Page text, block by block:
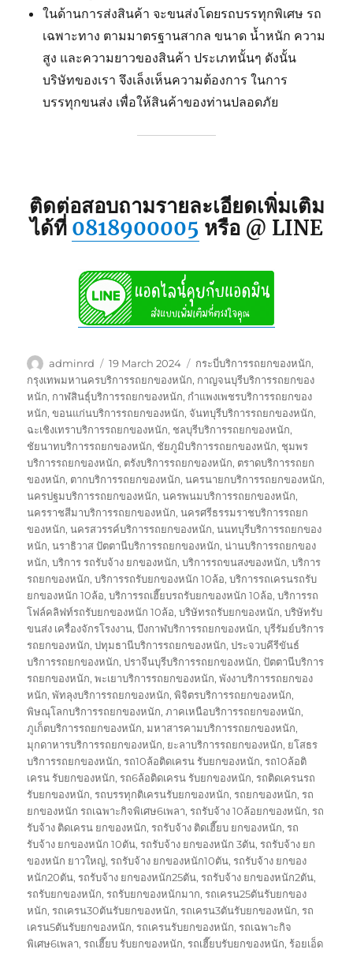
ในด้านการส่งสินค้า จะขนส่งโดยรถบรรทุกพิเศษ รถ
เฉพาะทาง ตามมาตรฐานสากล ขนาด น้ำหนัก ความ
สูง และความยาวของสินค้า ประเภทนั้นๆ ดังนั้น
บริษัทของเรา จึงเล็งเห็นความต้องการ ในการ
บรรทุกขนส่ง เพื่อให้สินค้าของท่านปลอดภัย
ติดต่อสอบถามรายละเอียดเพิ่มเติม
ได้ที่ 0818900005 หรือ @ LINE
Author
adminrd
Posted
on
19 March 2024 Tags
กระบี่บริการรถยกของหนัก,
กรุงเทพมหานครบริการรถยกของหนัก, กาญจนบุรีบริการรถยกของ
หนัก, กาฬสินธุ์บริการรถยกของหนัก, กำแพงเพชรบริการรถยกของ
หนัก,ขอนแก่นบริการรถยกของหนัก, จันทบุรีบริการรถยกของหนัก,
ฉะเชิงเทราบริการรถยกของหนัก, ชลบุรีบริการรถยกของหนัก,
ชัยนาทบริการรถยกของหนัก, ชัยภูมิบริการรถยกของหนัก, ชุมพร
บริการรถยกของหนัก, ตรังบริการรถยกของหนัก, ตราดบริการรถยก
ของหนัก, ตากบริการรถยกของหนัก,นครนายกบริการรถยกของหนัก,
นครปฐมบริการรถยกของหนัก,นครพนมบริการรถยกของหนัก,
นครราชสีมาบริการรถยกของหนัก,นครศรีธรรมราชบริการรถยก
ของหนัก,นครสวรรค์บริการรถยกของหนัก,นนทบุรีบริการรถยกของ
หนัก,นราธิวาส ปัตตานีบริการรถยกของหนัก,น่านบริการรถยกของ
หนัก,บริการ รถรับจ้าง ยกของหนัก,บริการรถขนสงของหนัก,บริการ
รถยกของหนัก,บริการรถรับยกของหนัก 10ล้อ,บริการรถเครนรถรับ
ยกของหนัก 10ล้อ,บริการรถเฮี๊ยบรถรับยกของหนัก 10ล้อ,บริการรถ
โฟล์คลิฟท์รถรับยกของหนัก 10ล้อ,บริษัทรถรับยกของหนัก,บริษัทรับ
ขนส่ง เครื่องจักรโรงงาน,บึงกาฬบริการรถยกของหนัก,บุรีรัมย์บริการ
รถยกของหนัก,ปทุมธานีบริการรถยกของหนัก,ประจวบคีรีขันธ์
บริการรถยกของหนัก,ปราจีนบุรีบริการรถยกของหนัก,ปัตตานีบริการ
รถยกของหนัก,พะเยาบริการรถยกของหนัก,พังงาบริการรถยกของ
หนัก,พัทลุงบริการรถยกของหนัก,พิจิตรบริการรถยกของหนัก,
พิษณุโลกบริการรถยกของหนัก,ภาคเหนือบริการรถยกของหนัก,
ภูเก็ตบริการรถยกของหนัก,มหาสารคามบริการรถยกของหนัก,
มุกดาหารบริการรถยกของหนัก, ยะลาบริการรถยกของหนัก, ยโสธร
บริการรถยกของหนัก,รถ10ล้อติดเครน รับยกของหนัก,รถ10ล้อติ
เครน รับยกของหนัก,รถ6ล้อติดเครน รับยกของหนัก,รถติดเครนรถ
รับยกของหนัก,รถบรรทุกติเครนรับยกของหนัก,รถยกของหนัก,รถ
ยกของหนัก รถเฉพาะกิจพิเศษ6เพลา,รถรับจ้าง 10ล้อยกของหนัก,รถ
รับจ้าง ติดเครน ยกของหนัก,รถรับจ้าง ติดเฮี๊ยบ ยกของหนัก,รถ
รับจ้าง ยกของหนัก 10ตัน,รถรับจ้าง ยกของหนัก 3ตัน,รถรับจ้าง ยก
ของหนัก ยาวใหญ่,รถรับจ้าง ยกของหนัก10ตัน,รถรับจ้าง ยกของ
หนัก20ตัน,รถรับจ้าง ยกของหนัก25ตัน,รถรับจ้าง ยกของหนัก2ตัน,
รถรับยกของหนัก,รถรับยกของหนักมาก,รถเครน25ตันรับยกของ
หนัก,รถเครน30ตันรับยกของหนัก,รถเครน3ตันรับยกของหนัก,รถ
เครน5ตันรับยกของหนัก,รถเครนรับยกของหนัก,รถเฉพาะกิจ
พิเศษ6เพลา,รถเฮี๊ยบ รับยกของหนัก,รถเฮี๊ยบรับยกของหนัก,ร้อยเอ็ด